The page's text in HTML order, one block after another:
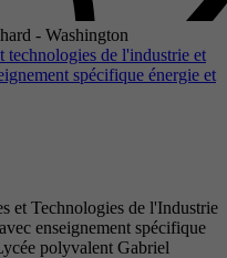
- Washington
technologies de l'industrie et
spécifique énergie et
et Technologies de l'Industrie
enseignement spécifique
polyvalent Gabriel